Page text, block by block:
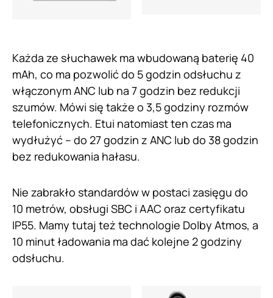
Każda ze słuchawek ma wbudowaną baterię 40
mAh, co ma pozwolić do 5 godzin odsłuchu z
włączonym ANC lub na 7 godzin bez redukcji
szumów. Mówi się także o 3,5 godziny rozmów
telefonicznych. Etui natomiast ten czas ma
wydłużyć – do 27 godzin z ANC lub do 38 godzin
bez redukowania hałasu.
Nie zabrakło standardów w postaci zasięgu do
10 metrów, obsługi SBC i AAC oraz certyfikatu
IP55. Mamy tutaj też technologie Dolby Atmos, a
10 minut ładowania ma dać kolejne 2 godziny
odsłuchu.